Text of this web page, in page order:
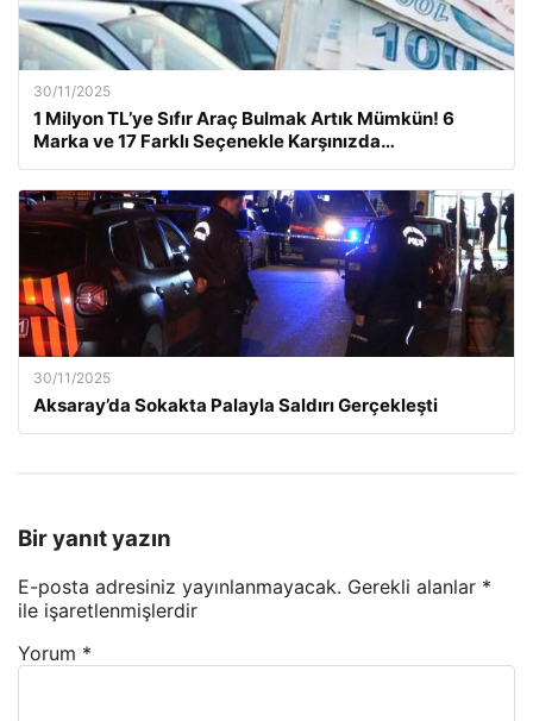
30/11/2025
1 Milyon TL’ye Sıfır Araç Bulmak Artık Mümkün! 6
Marka ve 17 Farklı Seçenekle Karşınızda…
30/11/2025
Aksaray’da Sokakta Palayla Saldırı Gerçekleşti
Bir yanıt yazın
E-posta adresiniz yayınlanmayacak. Gerekli alanlar *
ile işaretlenmişlerdir
Yorum *